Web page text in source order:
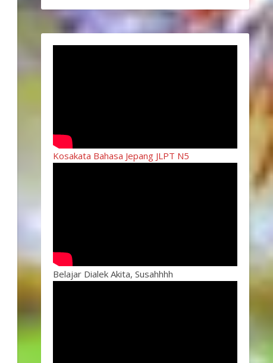
Kosakata Bahasa Jepang JLPT N5
Belajar Dialek Akita, Susahhhh